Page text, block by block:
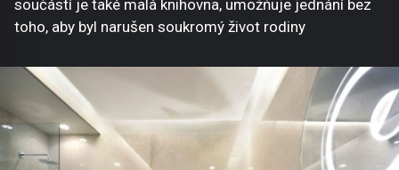
součástí je také malá knihovna, umožňuje jednání bez
toho, aby byl narušen soukromý život rodiny